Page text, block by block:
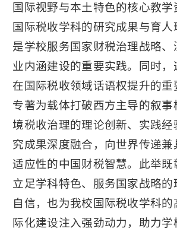
国际视野与本土特色的核心教
国际税收学科的研究成果与育人
是学校服务国家财税治理战略、
业内涵建设的重要实践。同时，
在国际税收领域话语权提升的重
专著为载体打破西方主导的叙事
境税收治理的理论创新、实践经
究成果深度融合，向世界传递兼
适应性的中国财税智慧。此举既
立足学科特色、服务国家战略的
自信，也为我校国际税收学科的
际化建设注入强劲动力，助力